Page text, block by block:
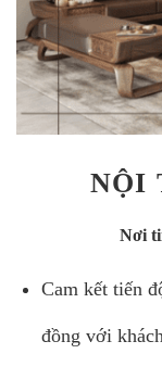
NỘI
Nơi
Cam kết tiến
đồng với